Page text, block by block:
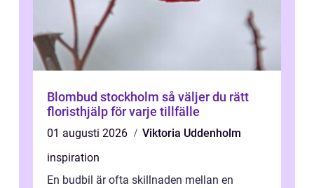
Blombud stockholm så väljer du rätt
floristhjälp för varje tillfälle
01 augusti 2026
Viktoria Uddenholm
inspiration
En budbil är ofta skillnaden mellan en